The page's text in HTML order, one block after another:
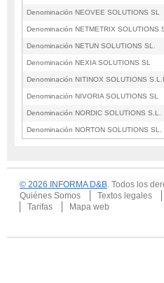
Denominación NEOVEE SOLUTIONS SL
Denominación NETMETRIX SOLUTIONS
Denominación NETUN SOLUTIONS SL.
Denominación NEXIA SOLUTIONS SL
Denominación NITINOX SOLUTIONS
Denominación NIVORIA SOLUTIONS SL
Denominación NORDIC SOLUTIONS S.L.
Denominación NORTON SOLUTIONS SL.
© 2026 INFORMA D&B. Todos los
Quiénes Somos
Textos legales
Tarifas
Mapa web